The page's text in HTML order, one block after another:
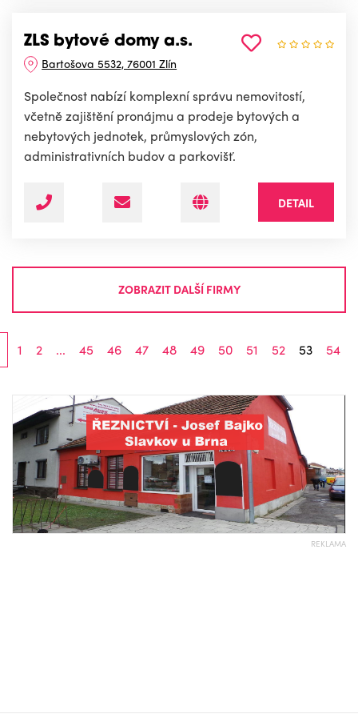
ZLS bytové domy a.s.
Bartošova 5532, 76001 Zlín
Společnost nabízí komplexní správu nemovitostí,
včetně zajištění pronájmu a prodeje bytových a
nebytových jednotek, průmyslových zón,
administrativních budov a parkovišť.
DETAIL
ZOBRAZIT DALŠÍ FIRMY
1 2 ... 45 46 47 48 49 50 51 52 53 54
REKLAMA